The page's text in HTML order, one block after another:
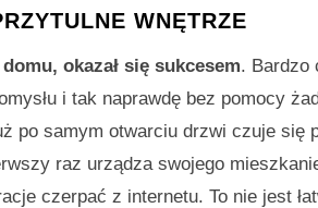
WNĘTRZE
okazał się sukcesem. Bardzo
i tak naprawdę bez pomocy
po samym otwarciu drzwi czuje się
raz urządza swojego
czerpać z internetu. To nie jest